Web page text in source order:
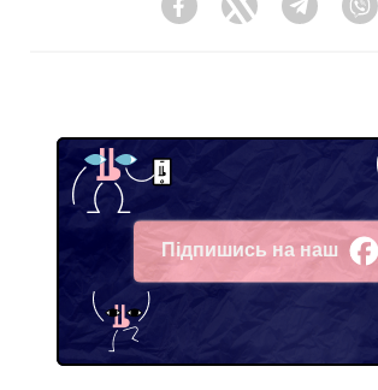
FacebookTwitter Telegram
Підпишись на наш
Facebook